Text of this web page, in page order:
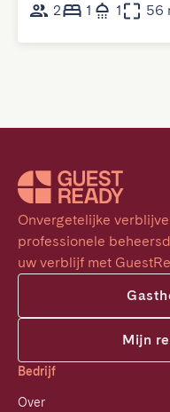
2
1 1 56
Onvergetelijke
professionele
uw verblijf met
Mijn
Bedrijf
Over